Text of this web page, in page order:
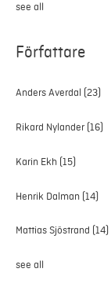
see all
Författare
Anders Averdal (23)
Rikard Nylander (16)
Karin Ekh (15)
Henrik Dalman (14)
Mattias Sjöstrand (14)
see all